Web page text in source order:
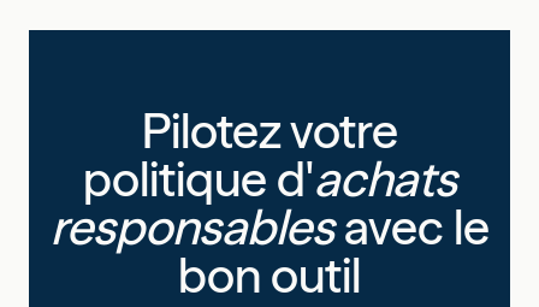
Pilotez votre
politique d'achats
responsablesavec le
bon outil